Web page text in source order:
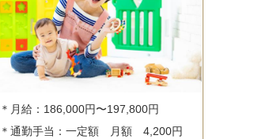
＊月給：186,000円〜197,800円
＊通勤手当：一定額　月額　4,200円